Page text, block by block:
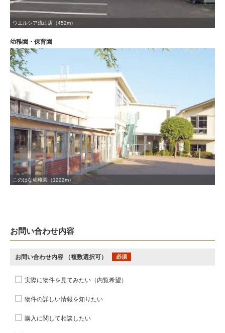
ウエルシア流山店（452m）
幼稚園・保育園
このはな幼稚園（1222m）
お問い合わせ内容
お問い合わせ内容 （複数選択可） 必須
実際に物件を見てみたい（内覧希望）
物件の詳しい情報を知りたい
購入に関して相談したい